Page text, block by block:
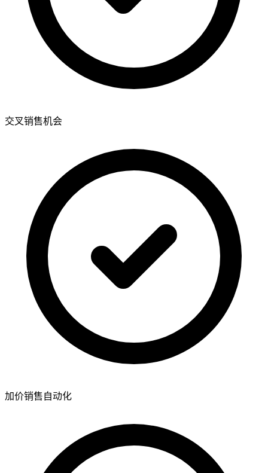
交叉销售机会
加价销售自动化